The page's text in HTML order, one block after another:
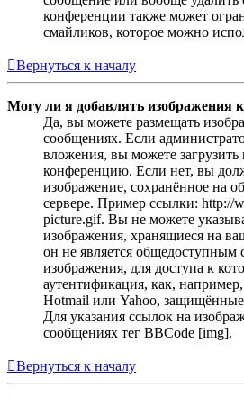
конференции также может
смайликов, которое можно
Вернуться к началу
Могу ли я добавлять изображения
Да, вы можете размещать
сообщениях. Если
вложения, вы можете загрузить
конференцию. Если нет, вы
изображение, сохранённое на
сервере. Пример ссылки: http://
picture.gif. Вы не можете
изображения, хранящиеся на
он не является общедоступным
изображения, для доступа к
аутентификация, как,
Hotmail или Yahoo,
Для указания ссылок на
сообщениях тег BBCode [img].
Вернуться к началу